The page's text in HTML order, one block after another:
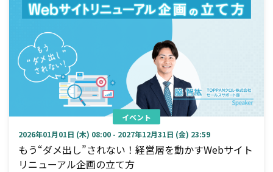
イベント
2026年01月01日 (木) 08:00 - 2027年12月31日 (金) 23:59
もう“ダメ出し”されない！経営層を動かすWebサイト
リニューアル企画の立て方